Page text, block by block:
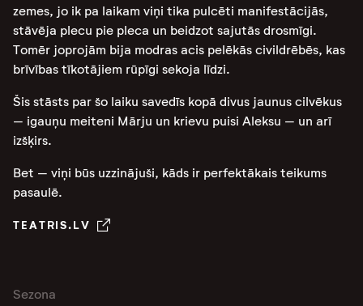
zemes, jo ik pa laikam viņi tika pulcēti manifestācijās,
stāvēja plecu pie pleca un beidzot sajutās drosmīgi.
Tomēr joprojām bija modras acis pelēkās civildrēbēs, kas
brīvības tīkotājiem rūpīgi sekoja līdzi.
Šis stāsts par šo laiku savedīs kopā divus jaunus cilvēkus
– igauņu meiteni Mārju un krievu puisi Aleksu – un arī
izšķirs.
Bet – viņi būs uzzinājuši, kāds ir perfektākais teikums
pasaulē.
TEATRIS.LV
Sezona